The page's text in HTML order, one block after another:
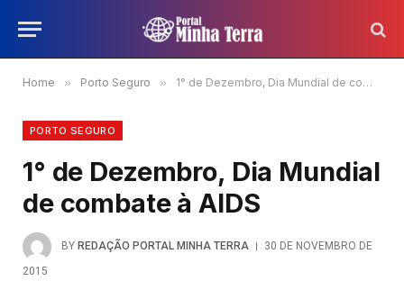
Home » Porto Seguro » 1° de Dezembro, Dia Mundial de combate à AIDS
PORTO SEGURO
1° de Dezembro, Dia Mundial
de combate à AIDS
BY REDAÇÃO PORTAL MINHA TERRA
30 DE NOVEMBRO DE
2015